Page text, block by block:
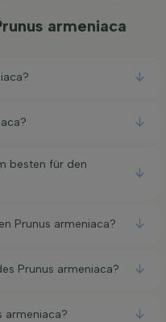
armeniaca
besten für den
Prunus armeniaca?
Prunus armeniaca?
armeniaca?